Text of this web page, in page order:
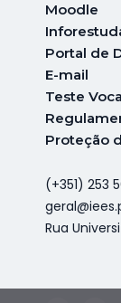
Moodle
Portal de
E-mail
Teste
Proteção
(+351) 253
Rua